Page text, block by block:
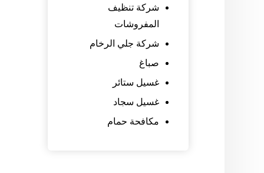
شركة تنظيف
المفروشات
شركة جلي الرخام
صباغ
غسيل ستائر
غسيل سجاد
مكافحة حمام